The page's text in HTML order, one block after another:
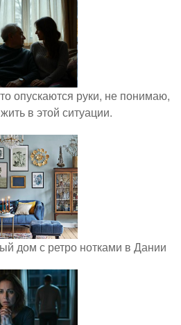
опускаются руки, не понимаю,
в этой ситуации.
дом с ретро нотками в Дании